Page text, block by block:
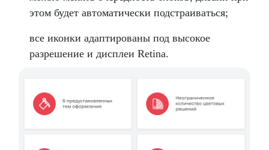
этом будет автоматически подстраиваться;
все иконки адаптированы под высокое
разрешение и дисплеи Retina.